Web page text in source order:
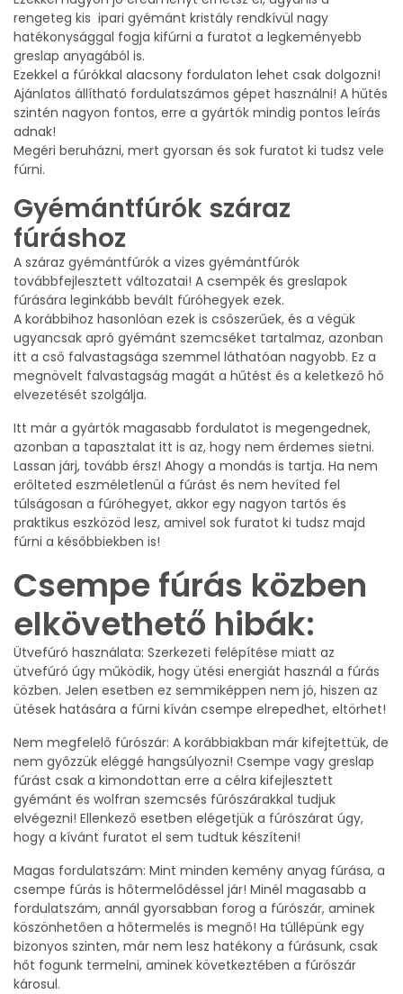
rengeteg kis ipari gyémánt kristály rendkívül nagy
hatékonysággal fogja kifúrni a furatot a legkeményebb
greslap anyagából is.
Ezekkel a fúrókkal alacsony fordulaton lehet csak dolgozni!
Ajánlatos állítható fordulatszámos gépet használni! A hűtés
szintén nagyon fontos, erre a gyártók mindig pontos leírás
adnak!
Megéri beruházni, mert gyorsan és sok furatot ki tudsz vele
fúrni.
Gyémántfúrók száraz
fúráshoz
A száraz gyémántfúrók a vizes gyémántfúrók
továbbfejlesztett változatai! A csempék és greslapok
fúrására leginkább bevált fúróhegyek ezek.
A korábbihoz hasonlóan ezek is csőszerűek, és a végük
ugyancsak apró gyémánt szemcséket tartalmaz, azonban
itt a cső falvastagsága szemmel láthatóan nagyobb. Ez a
megnövelt falvastagság magát a hűtést és a keletkező hő
elvezetését szolgálja.
Itt már a gyártók magasabb fordulatot is megengednek,
azonban a tapasztalat itt is az, hogy nem érdemes sietni.
Lassan járj, tovább érsz! Ahogy a mondás is tartja. Ha nem
erőlteted eszméletlenül a fúrást és nem hevíted fel
túlságosan a fúróhegyet, akkor egy nagyon tartós és
praktikus eszközöd lesz, amivel sok furatot ki tudsz majd
fúrni a későbbiekben is!
Csempe fúrás közben
elkövethető hibák:
Ütvefúró használata: Szerkezeti felépítése miatt az
ütvefúró úgy működik, hogy ütési energiát használ a fúrás
közben. Jelen esetben ez semmiképpen nem jó, hiszen az
ütések hatására a fúrni kíván csempe elrepedhet, eltörhet!
Nem megfelelő fúrószár: A korábbiakban már kifejtettük, de
nem győzzük eléggé hangsúlyozni! Csempe vagy greslap
fúrást csak a kimondottan erre a célra kifejlesztett
gyémánt és wolfran szemcsés fúrószárakkal tudjuk
elvégezni! Ellenkező esetben elégetjük a fúrószárat úgy,
hogy a kívánt furatot el sem tudtuk készíteni!
Magas fordulatszám: Mint minden kemény anyag fúrása, a
csempe fúrás is hőtermelődéssel jár! Minél magasabb a
fordulatszám, annál gyorsabban forog a fúrószár, aminek
köszönhetően a hőtermelés is megnő! Ha túllépünk egy
bizonyos szinten, már nem lesz hatékony a fúrásunk, csak
hőt fogunk termelni, aminek következtében a fúrószár
károsul.